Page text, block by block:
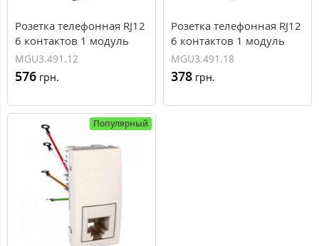
Розетка телефонная RJ12
6 контактов 1 модуль
серия Unica MGU3.491.12
MGU3.491.12
576 грн.
Розетка телефонная RJ12
6 контактов 1 модуль
серия Unica MGU3.491.18
MGU3.491.18
378 грн.
Популярный